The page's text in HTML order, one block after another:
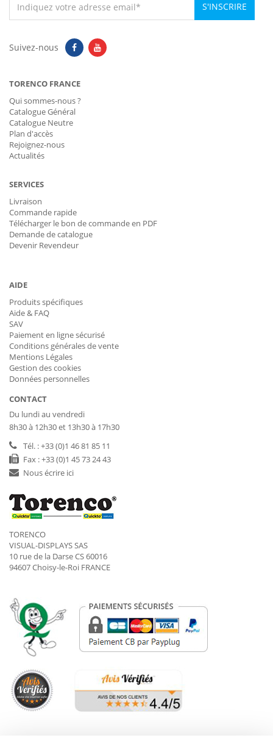
S'INSCRIRE
Suivez-nous
TORENCO FRANCE
Qui sommes-nous ?
Catalogue Général
Catalogue Neutre
Plan d'accès
Rejoignez-nous
Actualités
SERVICES
Livraison
Commande rapide
Télécharger le bon de commande en PDF
Demande de catalogue
Devenir Revendeur
AIDE
Produits spécifiques
Aide & FAQ
SAV
Paiement en ligne sécurisé
Conditions générales de vente
Mentions Légales
Gestion des cookies
Données personnelles
CONTACT
Du lundi au vendredi
8h30 à 12h30 et 13h30 à 17h30
Tél. : +33 (0)1 46 81 85 11
Fax : +33 (0)1 45 73 24 43
Nous écrire ici
TORENCO
VISUAL-DISPLAYS SAS
10 rue de la Darse CS 60016
94607 Choisy-le-Roi FRANCE